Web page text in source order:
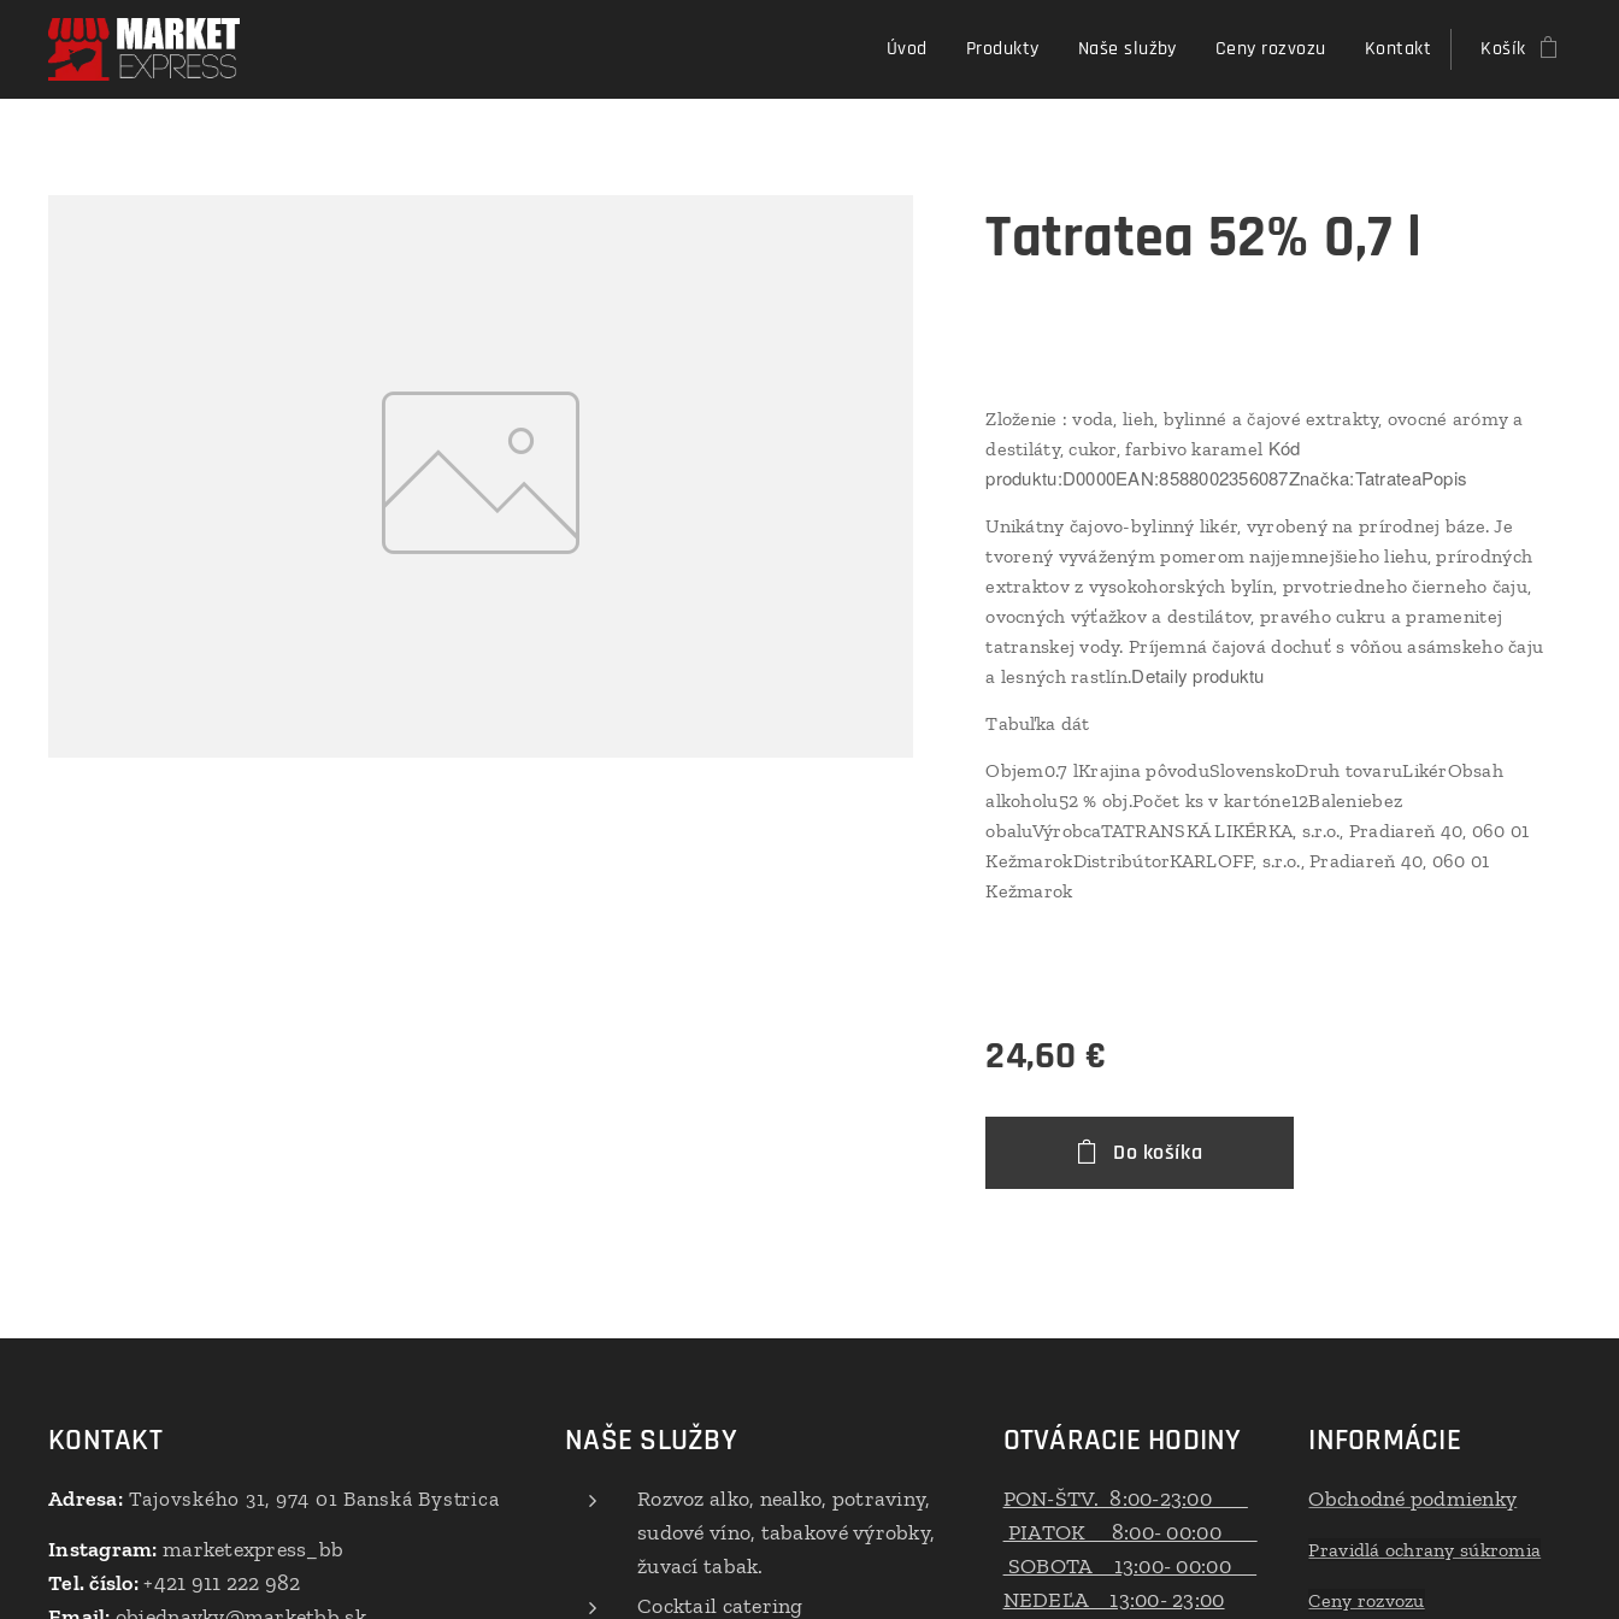
Úvod Produkty Naše služby Ceny rozvozu Kontakt Košík
Tatratea 52% 0,7 l
Zloženie : voda, lieh, bylinné a čajové extrakty, ovocné arómy a
destiláty, cukor, farbivo karamel Kód
produktu:D0000EAN:8588002356087Značka:TatrateaPopis
Unikátny čajovo-bylinný likér, vyrobený na prírodnej báze. Je
tvorený vyváženým pomerom najjemnejšieho liehu, prírodných
extraktov z vysokohorských bylín, prvotriedneho čierneho čaju,
ovocných výťažkov a destilátov, pravého cukru a pramenitej
tatranskej vody. Príjemná čajová dochuť s vôňou asámskeho čaju
a lesných rastlín.Detaily produktu
Tabuľka dát
Objem0.7 lKrajina pôvoduSlovenskoDruh tovaruLikérObsah
alkoholu52 % obj.Počet ks v kartóne12Baleniebez
obaluVýrobcaTATRANSKÁ LIKÉRKA, s.r.o., Pradiareň 40, 060 01
KežmarokDistribútorKARLOFF, s.r.o., Pradiareň 40, 060 01
Kežmarok
24,60 €
Do košíka
KONTAKT
Adresa:Tajovského 31, 974 01 Banská Bystrica
Instagram: marketexpress_bb
Tel. číslo:+421 911 222 982
NAŠE SLUŽBY
Rozvoz alko, nealko, potraviny,
sudové víno, tabakové výrobky,
žuvací tabak.
Cocktail catering
OTVÁRACIE HODINY
PON-ŠTV. 8:00-23:00
PIATOK 8:00- 00:00
SOBOTA 13:00- 00:00
NEDEĽA 13:00- 23:00
INFORMÁCIE
Obchodné podmienky
Pravidlá ochrany súkromia
Ceny rozvozu